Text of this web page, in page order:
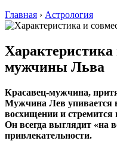
Главная › Астрология
Характеристика
мужчины Льва
Красавец-мужчина,
Мужчина Лев упивается
восхищении и стремится
Он всегда выглядит «на
привлекательности.